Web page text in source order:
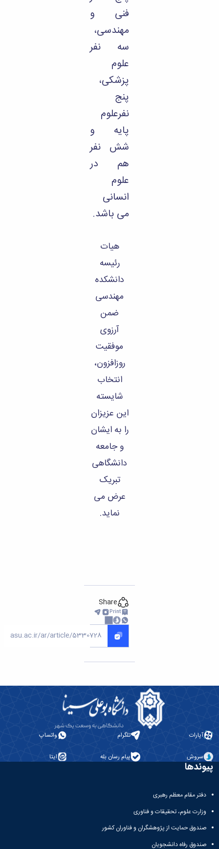
فنی و
مهندسی،
سه نفر
علوم
پزشکی،
پنج
نفرعلوم
پایه و
شش نفر
هم در
علوم
انسانی
می باشد.
هیات
رئیسه
دانشکده
مهندسی
ضمن
آرزوی
موفقیت
روزافزون،
انتخاب
شایسته
این عزیزان
را به ایشان
و جامعه
دانشگاهی
تبریک
عرض می
نماید.
Share
Print
آپارات تلگرام واتساپ
سروش پیام رسان بله ایتا
پیوندها
دفتر مقام معظم رهبری
وزارت علوم، تحقیقات و فناوری
صندوق حمایت از پژوهشگران و فناوران کشور
صندوق رفاه دانشجویان